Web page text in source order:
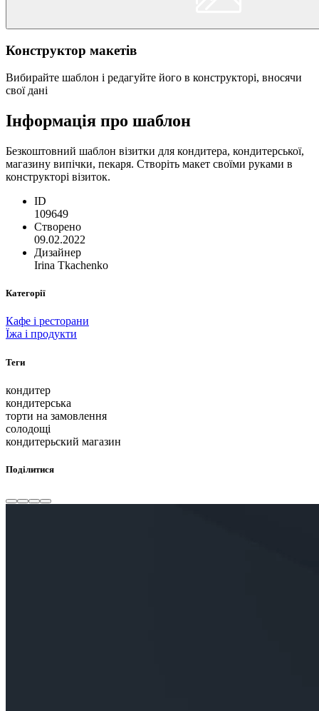
Конструктор макетів
Вибирайте шаблон і редагуйте його в конструкторі, вносячи
свої дані
Інформація про шаблон
Безкоштовний шаблон візитки для кондитера, кондитерської,
магазину випічки, пекаря. Створіть макет своїми руками в
конструкторі візиток.
ID
109649
Створено
09.02.2022
Дизайнер
Irina Tkachenko
Категорії
Кафе і ресторани
Їжа і продукти
Теги
кондитер
кондитерська
торти на замовлення
солодощі
кондитерьский магазин
Поділитися